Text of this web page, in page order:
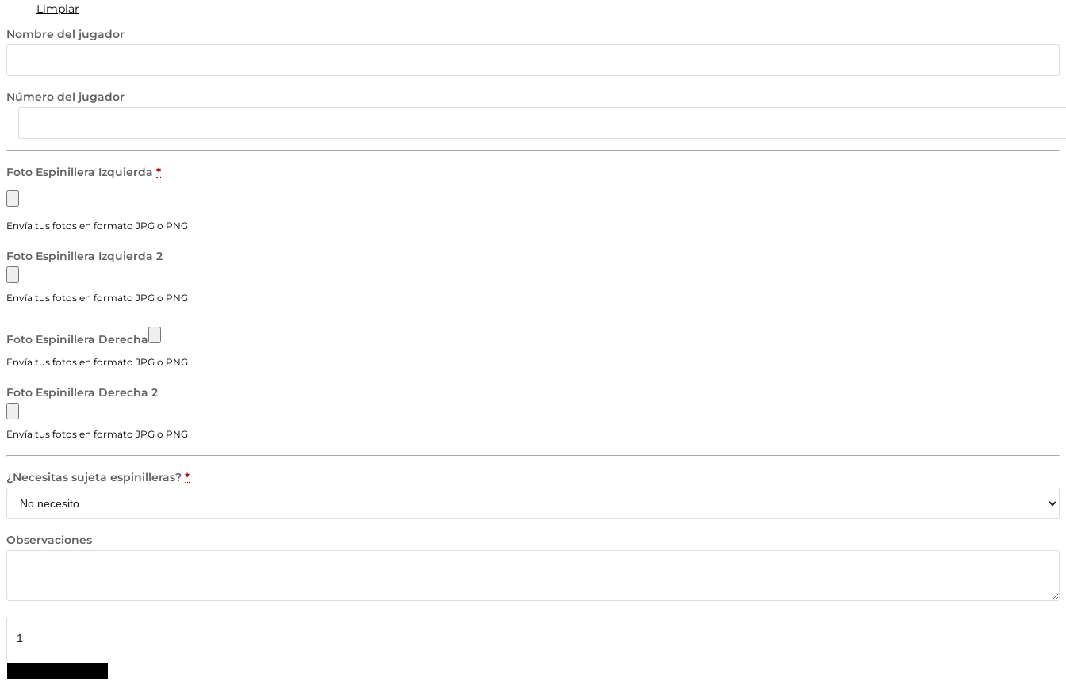
Limpiar
Nombre del jugador
Número del jugador
Foto Espinillera Izquierda *
Envía tus fotos en formato JPG o PNG
Foto Espinillera Izquierda 2
Envía tus fotos en formato JPG o PNG
Foto Espinillera Derecha
Envía tus fotos en formato JPG o PNG
Foto Espinillera Derecha 2
Envía tus fotos en formato JPG o PNG
¿Necesitas sujeta espinilleras? *
Observaciones
Personalizadas
Guepardo